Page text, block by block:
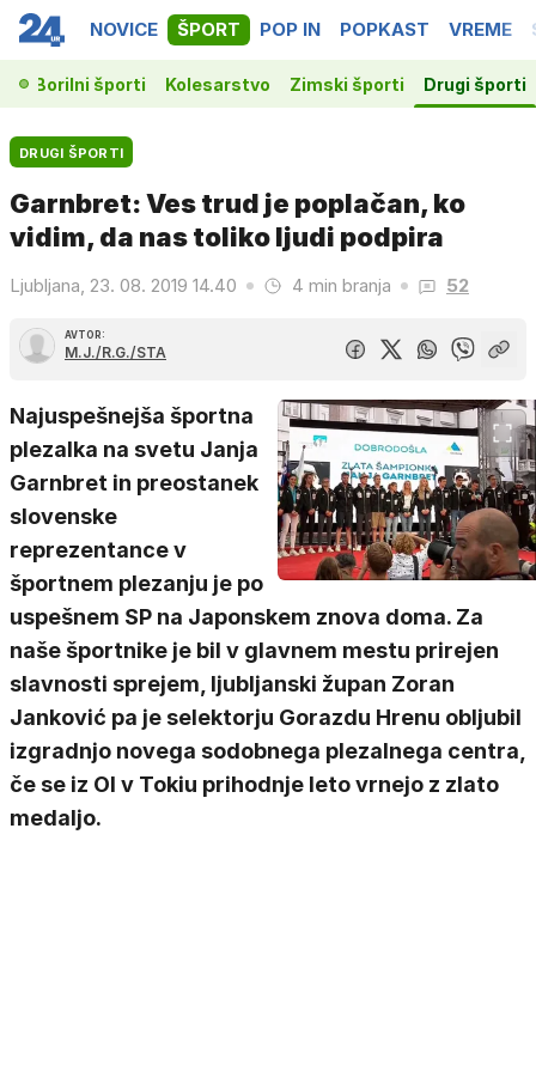
NOVICE ŠPORT POP IN POPKAST VREME
Borilni športi Kolesarstvo Zimski športi Drugi športi
DRUGI ŠPORTI
Garnbret: Ves trud je poplačan, ko
vidim, da nas toliko ljudi podpira
Ljubljana, 23. 08. 2019 14.40 4 min branja 52
AVTOR:
M.J./R.G./STA
Najuspešnejša športna
plezalka na svetu Janja
Garnbret in preostanek
slovenske
reprezentance v
športnem plezanju je po
uspešnem SP na Japonskem znova doma. Za
naše športnike je bil v glavnem mestu prirejen
slavnosti sprejem, ljubljanski župan Zoran
Janković pa je selektorju Gorazdu Hrenu obljubil
izgradnjo novega sodobnega plezalnega centra,
če se iz OI v Tokiu prihodnje leto vrnejo z zlato
medaljo.